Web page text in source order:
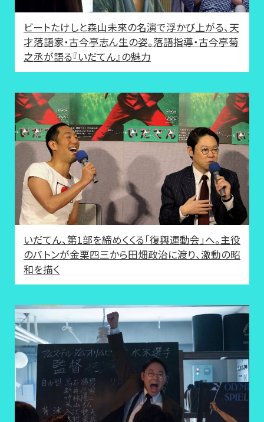
ビートたけしと森山未來の名演で浮かび上がる、天
才落語家・古今亭志ん生の姿。落語指導・古今亭菊
之丞が語る『いだてん』の魅力
いだてん、第1部を締めくくる「復興運動会」へ。主役
のバトンが金栗四三から田畑政治に渡り、激動の昭
和を描く